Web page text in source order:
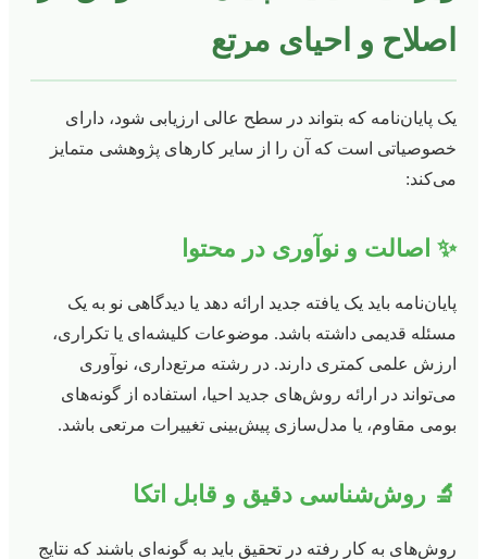
اصلاح و احیای مرتع
یک پایان‌نامه که بتواند در سطح عالی ارزیابی شود، دارای
خصوصیاتی است که آن را از سایر کارهای پژوهشی متمایز
می‌کند:
✨ اصالت و نوآوری در محتوا
پایان‌نامه باید یک یافته جدید ارائه دهد یا دیدگاهی نو به یک
مسئله قدیمی داشته باشد. موضوعات کلیشه‌ای یا تکراری،
ارزش علمی کمتری دارند. در رشته مرتع‌داری، نوآوری
می‌تواند در ارائه روش‌های جدید احیا، استفاده از گونه‌های
بومی مقاوم، یا مدل‌سازی پیش‌بینی تغییرات مرتعی باشد.
🔬 روش‌شناسی دقیق و قابل اتکا
روش‌های به کار رفته در تحقیق باید به گونه‌ای باشند که نتایج